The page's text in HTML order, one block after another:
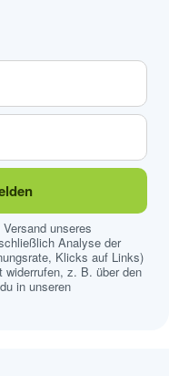
unseres
Analyse der
Klicks auf Links)
z. B. über den
in unseren